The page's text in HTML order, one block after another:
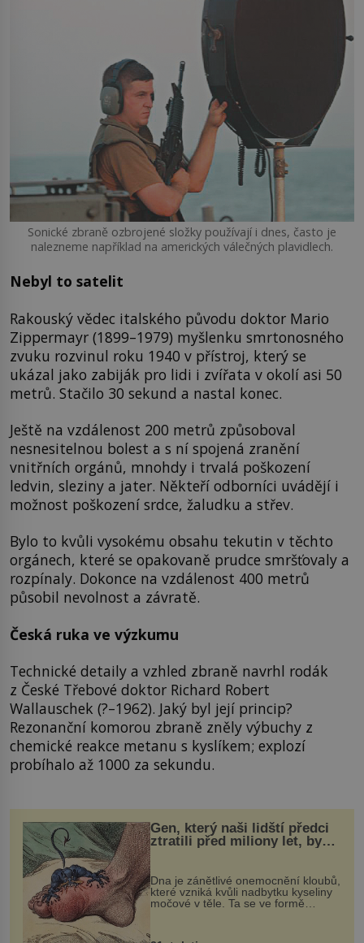
Sonické zbraně ozbrojené složky používají i dnes, často je
nalezneme například na amerických válečných plavidlech.
Nebyl to satelit
Rakouský vědec italského původu doktor Mario
Zippermayr (1899–1979) myšlenku smrtonosného
zvuku rozvinul roku 1940 v přístroj, který se
ukázal jako zabiják pro lidi i zvířata v okolí asi 50
metrů. Stačilo 30 sekund a nastal konec.
Ještě na vzdálenost 200 metrů způsoboval
nesnesitelnou bolest a s ní spojená zranění
vnitřních orgánů, mnohdy i trvalá poškození
ledvin, sleziny a jater. Někteří odborníci uvádějí i
možnost poškození srdce, žaludku a střev.
Bylo to kvůli vysokému obsahu tekutin v těchto
orgánech, které se opakovaně prudce smršťovaly a
rozpínaly. Dokonce na vzdálenost 400 metrů
působil nevolnost a závratě.
Česká ruka ve výzkumu
Technické detaily a vzhled zbraně navrhl rodák
z České Třebové doktor Richard Robert
Wallauschek (?–1962). Jaký byl její princip?
Rezonanční komorou zbraně zněly výbuchy z
chemické reakce metanu s kyslíkem; explozí
probíhalo až 1000 za sekundu.
Gen, který naši lidští předci
ztratili před miliony let, by
mohl pomoci s léčbou
„nemoci králů“
Dna je zánětlivé onemocnění kloubů,
které vzniká kvůli nadbytku kyseliny
močové v těle. Ta se ve formě
nohou, a způsobuje bole...